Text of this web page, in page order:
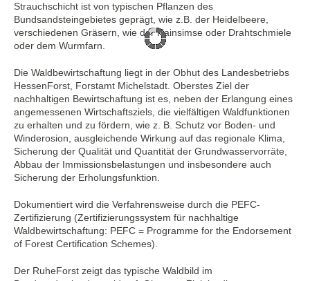
Strauchschicht ist von typischen Pflanzen des
Bundsandsteingebietes geprägt, wie z.B. der Heidelbeere,
verschiedenen Gräsern, wie der Hainsimse oder Drahtschmiele
oder dem Wurmfarn.
Die Waldbewirtschaftung liegt in der Obhut des Landesbetriebs
HessenForst, Forstamt Michelstadt. Oberstes Ziel der
nachhaltigen Bewirtschaftung ist es, neben der Erlangung eines
angemessenen Wirtschaftsziels, die vielfältigen Waldfunktionen
zu erhalten und zu fördern, wie z. B. Schutz vor Boden- und
Winderosion, ausgleichende Wirkung auf das regionale Klima,
Sicherung der Qualität und Quantität der Grundwasservorräte,
Abbau der Immissionsbelastungen und insbesondere auch
Sicherung der Erholungsfunktion.
Dokumentiert wird die Verfahrensweise durch die PEFC-
Zertifizierung (Zertifizierungssystem für nachhaltige
Waldbewirtschaftung: PEFC = Programme for the Endorsement
of Forest Certification Schemes).
Der RuheForst zeigt das typische Waldbild im